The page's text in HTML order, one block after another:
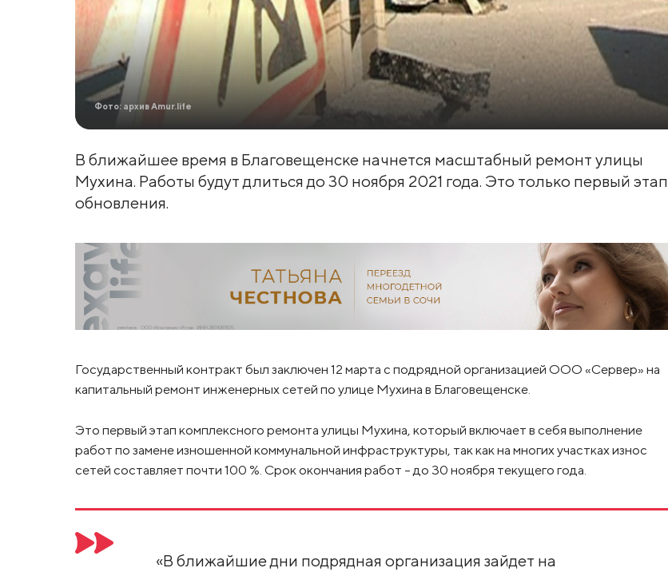
Фото: архив Amur.life
В ближайшее время в Благовещенске начнется масштабный ремонт улицы
Мухина. Работы будут длиться до 30 ноября 2021 года. Это только первый этап
обновления.
Государственный контракт был заключен 12 марта с подрядной организацией ООО «Сервер» на
капитальный ремонт инженерных сетей по улице Мухина в Благовещенске.
Это первый этап комплексного ремонта улицы Мухина, который включает в себя выполнение
работ по замене изношенной коммунальной инфраструктуры, так как на многих участках износ
сетей составляет почти 100 %. Срок окончания работ – до 30 ноября текущего года.
«В ближайшие дни подрядная организация зайдет на